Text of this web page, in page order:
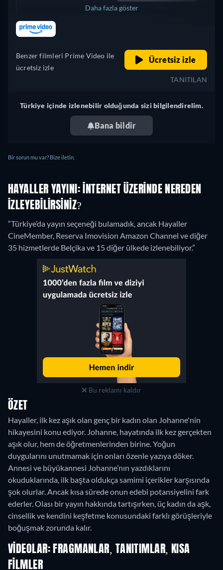
Brezilya
Daha fazla göster
Benzer filmleri Prime Video ile
ücretsiz izle
Ücretsiz izle
TANITILAN
Türkiye içinde izlenebilir olduğunda sizi bilgilendirelim.
Bana bildir
Bir sorun mu var? Bize iletin.
HAYALLER YAYINI: İNTERNET ÜZERINDE NEREDEN
IZLEYEBILIRSINIZ?
“Türkiye’da yayın seçeneği bulamadık, ancak Hayaller
CineMember, Reserva Imovision Amazon Channel ve diğer
35 hizmetlerde Belçika ve 15 diğer ülkede izlenebiliyor.”
Bu reklamı kaldır
ÖZET
Hayaller, ilk kez aşık olan genç bir kadın olan Johanne'nin
hikayesini konu ediyor. Johanne, hayatında ilk kez gerçekten
aşık olur, hem de öğretmenlerinden birine. Yoğun
duygularını unutmamak için onları özenle yazıya döker.
Annesi ve büyükannesi Johanne’nın yazdıklarını
okuduklarında, ilk başta oldukça samimi içerikler karşısında
şok olurlar. Ancak kısa sürede onun edebi potansiyelini fark
ederler. Olası bir yayın hakkında tartışırken, üç kadın da aşk,
cinsellik ve kendini keşfetme konusundaki farklı görüşleriyle
boğuşmak zorunda kalır.
VIDEOLAR: FRAGMANLAR, TANITIMLAR, KISA
FILMLER